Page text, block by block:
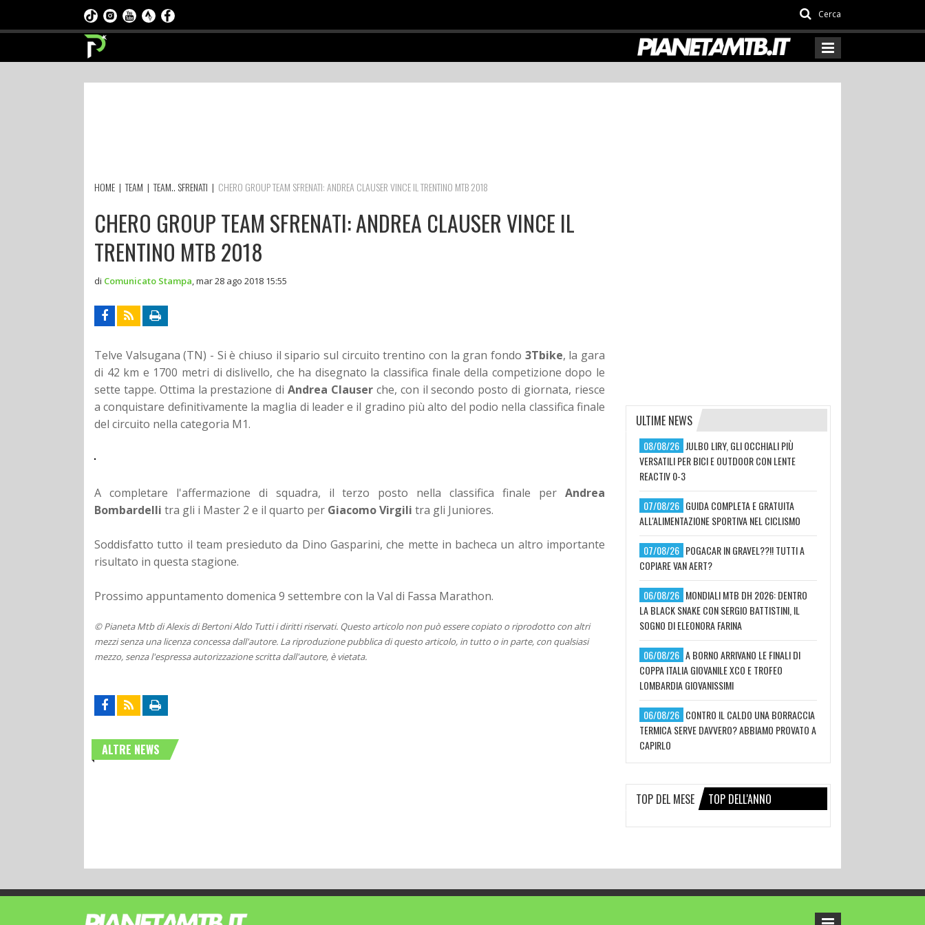
Cerca
HOME |TEAM |TEAM.. SFRENATI | CHERO GROUP TEAM SFRENATI: ANDREA CLAUSER VINCE IL TRENTINO MTB 2018
CHERO GROUP TEAM SFRENATI: ANDREA CLAUSER VINCE IL
TRENTINO MTB 2018
di Comunicato Stampa mar 28 ago 2018 15:55
Telve Valsugana (TN) - Si è chiuso il sipario sul circuito trentino con la gran fondo 3Tbike, la gara
di 42 km e 1700 metri di dislivello, che ha disegnato la classifica finale della competizione dopo le
sette tappe. Ottima la prestazione diAndrea Clauser che, con il secondo posto di giornata, riesce
a conquistare definitivamente la maglia di leader e il gradino più alto del podio nella classifica finale
del circuito nella categoria M1.
A completare l'affermazione di squadra, il terzo posto nella classifica finale per Andrea
Bombardelli tra gli i Master 2 e il quarto per Giacomo Virgili tra gli Juniores.
Soddisfatto tutto il team presieduto da Dino Gasparini, che mette in bacheca un altro importante
risultato in questa stagione.
Prossimo appuntamento domenica 9 settembre con la Val di Fassa Marathon.
© Pianeta Mtb di Alexis di Bertoni Aldo Tutti i diritti riservati. Questo articolo non può essere copiato o riprodotto con altri
mezzi senza una licenza concessa dall'autore. La riproduzione pubblica di questo articolo, in tutto o in parte, con qualsiasi
mezzo, senza l'espressa autorizzazione scritta dall'autore, è vietata.
ALTRE NEWS
ULTIME NEWS
08/08/26 JULBO LIRY, GLI OCCHIALI PIÙ
VERSATILI PER BICI E OUTDOOR CON LENTE
REACTIV 0-3
07/08/26 GUIDA COMPLETA E GRATUITA
ALL'ALIMENTAZIONE SPORTIVA NEL CICLISMO
07/08/26 POGACAR IN GRAVEL??!! TUTTI A
COPIARE VAN AERT?
06/08/26 MONDIALI MTB DH 2026: DENTRO
LA BLACK SNAKE CON SERGIO BATTISTINI, IL
SOGNO DI ELEONORA FARINA
06/08/26 A BORNO ARRIVANO LE FINALI DI
COPPA ITALIA GIOVANILE XCO E TROFEO
LOMBARDIA GIOVANISSIMI
06/08/26 CONTRO IL CALDO UNA BORRACCIA
TERMICA SERVE DAVVERO? ABBIAMO PROVATO A
CAPIRLO
TOP DEL MESE TOP DELL'ANNO